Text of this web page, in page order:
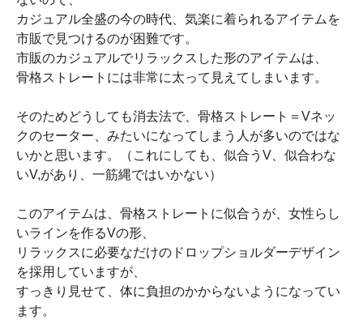
カジュアル全盛の今の時代、気楽に着られるアイテムを
市販で見つけるのが困難です。
市販のカジュアルでリラックスした形のアイテムは、
骨格ストレートには非常に太って見えてしまいます。
そのためどうしても消去法で、骨格ストレート＝Vネッ
クのセーター、みたいになってしまう人が多いのではな
いかと思います。（これにしても、似合うV、似合わな
いV,があり、一筋縄ではいかない）
このアイテムは、骨格ストレートに似合うが、女性らし
いラインを作るVの形、
リラックスに必要なだけのドロップショルダーデザイン
を採用していますが、
すっきり見せて、体に負担のかからないようになってい
ます。